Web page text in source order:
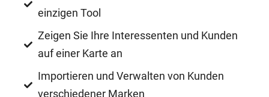
einzigen Tool
Zeigen Sie Ihre Interessenten und Kunden
auf einer Karte an
Importieren und Verwalten von Kunden
verschiedener Marken